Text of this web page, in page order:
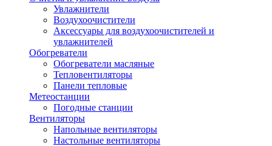
Увлажнители
Воздухоочистители
Аксессуары для воздухоочистителей и
увлажнителей
Обогреватели
Обогреватели масляные
Тепловентиляторы
Панели тепловые
Метеостанции
Погодные станции
Вентиляторы
Напольные вентиляторы
Настольные вентиляторы